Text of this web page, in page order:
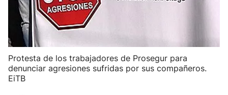
Protesta de los trabajadores de Prosegur para
denunciar agresiones sufridas por sus compañeros.
EiTB